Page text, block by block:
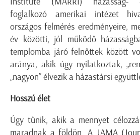
foglalkozó amerikai intézet
országos felmérés eredményeire,
év közötti, jól működő
templomba járó felnőttek között
aránya, akik úgy nyilatkoztak,
„nagyon” élvezik a házastársi
Hosszú élet
Úgy tűnik, akik a mennyet
maradnak a földön. A JAMA